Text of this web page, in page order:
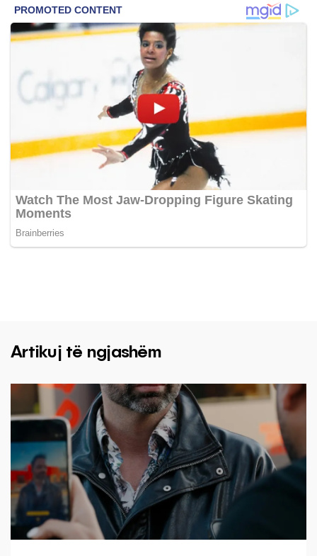
Artikuj të ngjashëm